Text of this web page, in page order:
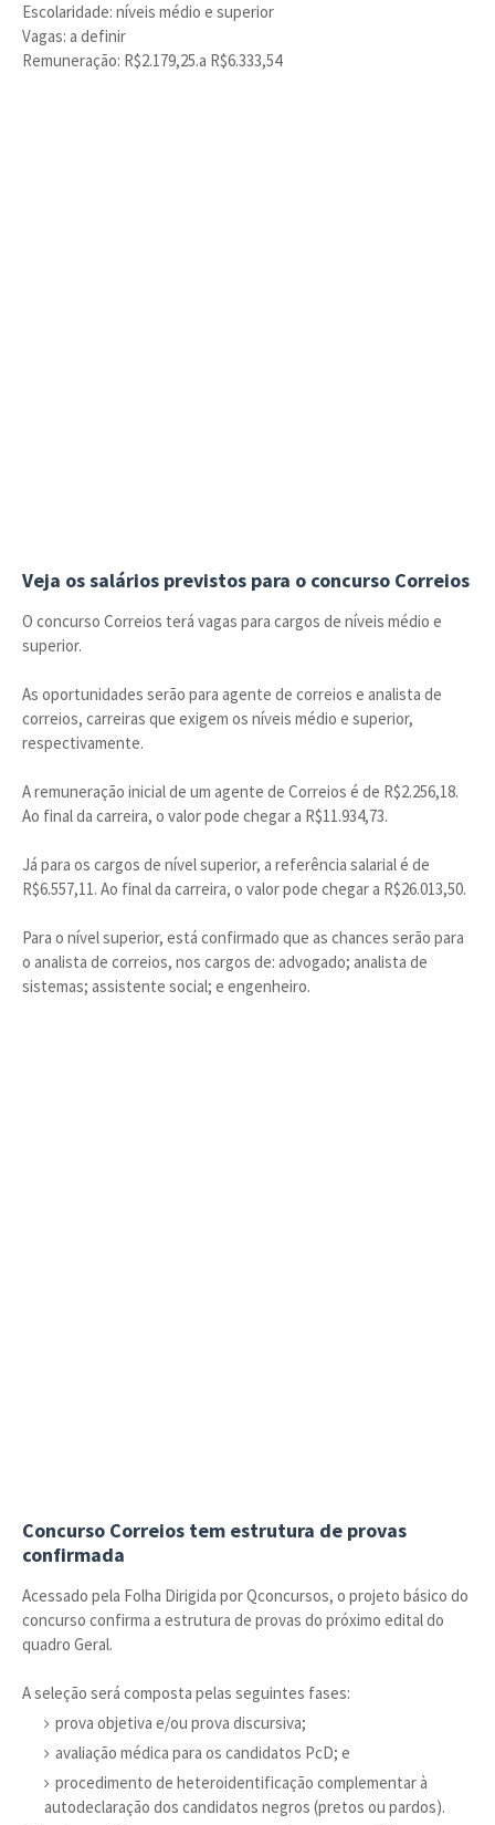
Escolaridade: níveis médio e superior
Vagas: a definir
Remuneração: R$2.179,25.a R$6.333,54
Veja os salários previstos para o concurso Correios
O concurso Correios terá vagas para cargos de níveis médio e
superior.
As oportunidades serão para agente de correios e analista de
correios, carreiras que exigem os níveis médio e superior,
respectivamente.
A remuneração inicial de um agente de Correios é de R$2.256,18.
Ao final da carreira, o valor pode chegar a R$11.934,73.
Já para os cargos de nível superior, a referência salarial é de
R$6.557,11. Ao final da carreira, o valor pode chegar a R$26.013,50.
Para o nível superior, está confirmado que as chances serão para
o analista de correios, nos cargos de: advogado; analista de
sistemas; assistente social; e engenheiro.
Concurso Correios tem estrutura de provas
confirmada
Acessado pela Folha Dirigida por Qconcursos, o projeto básico do
concurso confirma a estrutura de provas do próximo edital do
quadro Geral.
A seleção será composta pelas seguintes fases:
prova objetiva e/ou prova discursiva;
avaliação médica para os candidatos PcD; e
procedimento de heteroidentificação complementar à
autodeclaração dos candidatos negros (pretos ou pardos).